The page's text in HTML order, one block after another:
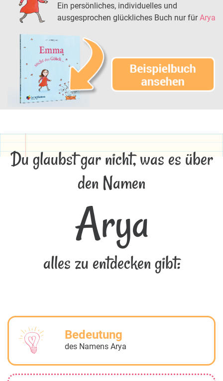
Ein persönliches, individuelles und
ausgesprochen glückliches Buch nur fürArya
Du glaubst gar nicht, was es über
den Namen
Arya
alles zu entdecken gibt:
Bedeutung
des Namens Arya